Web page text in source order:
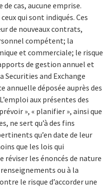
cas, aucune emprise.
qui sont indiqués. Ces
de nouveaux contrats,
compétent; la
et commerciale; le risque
de gestion annuel et
Securities and Exchange
annuelle déposée auprès des
aux présentes des
», « planifier », ainsi que
ne sert qu’à des fins
qu’en date de leur
que les lois qui
les énoncés de nature
ou à la
le risque d’accorder une